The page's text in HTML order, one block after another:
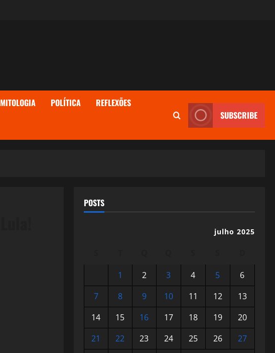
MITOLOGIA POLÍTICA REFLEXÕES
SUBSCRIBE
POSTS
julho 2025
1
2 3 4 5
6
7
8 9 10 11 12
13
14
15 16 17 18 19
20
21
22 23 24 25 26
27